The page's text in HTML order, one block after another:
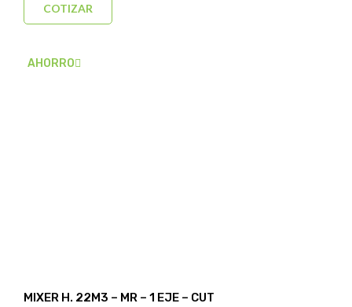
COTIZAR
AHORRO
MIXER H. 22M3 – MR – 1 EJE – CUT